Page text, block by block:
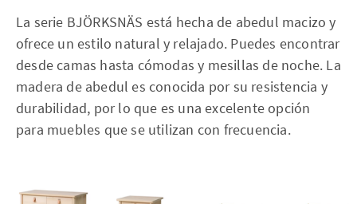
La serie BJÖRKSNÄS está hecha de abedul macizo y
ofrece un estilo natural y relajado. Puedes encontrar
desde camas hasta cómodas y mesillas de noche. La
madera de abedul es conocida por su resistencia y
durabilidad, por lo que es una excelente opción
para muebles que se utilizan con frecuencia.